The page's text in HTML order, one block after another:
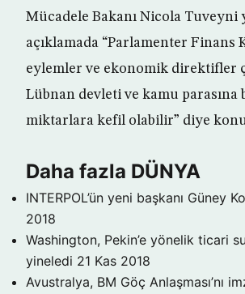
Mücadele Bakanı Nicola Tuveyni
açıklamada “Parlamenter Finans
eylemler ve ekonomik direktifler
Lübnan devleti ve kamu parasına
miktarlara kefil olabilir” diye
Daha fazla DÜNYA
INTERPOL’ün yeni başkanı Güney
2018
Washington, Pekin’e yönelik ticari
yineledi 21 Kas 2018
Avustralya, BM Göç Anlaşması’nı